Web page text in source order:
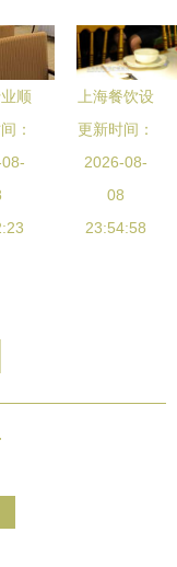
顺
时
食
：
上海餐饮设
计如何吸引
食客 空间
魔法成就排
队神话
更新时间：
2026-08-
08
23:54:58